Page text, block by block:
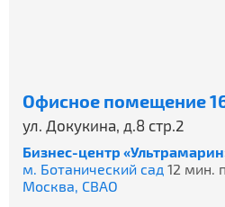
Офисное помещение
ул. Докукина, д.8 стр.2
Бизнес-центр
м. Ботанический сад 12 мин.
Москва, СВАО